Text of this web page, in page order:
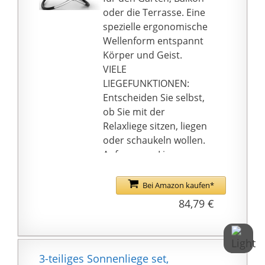
besteht aus 13 mm
dicken,
pulverbeschichteten
Stahlrohren mit einer
Wandstärke von
1,5mm.
oder die Terrasse. Eine
spezielle ergonomische
Wellenform entspannt
Körper und Geist.
VIELE
LIEGEFUNKTIONEN:
Entscheiden Sie selbst,
ob Sie mit der
Relaxliege sitzen, liegen
oder schaukeln wollen.
Auf unserer Liege
Wochenende oder
Urlaubstage zur
ÜBERZEUGENDE
QUALITÄT: Der Rahmen
Bei Amazon kaufen*
84,79 €
3-teiliges Sonnenliege set,